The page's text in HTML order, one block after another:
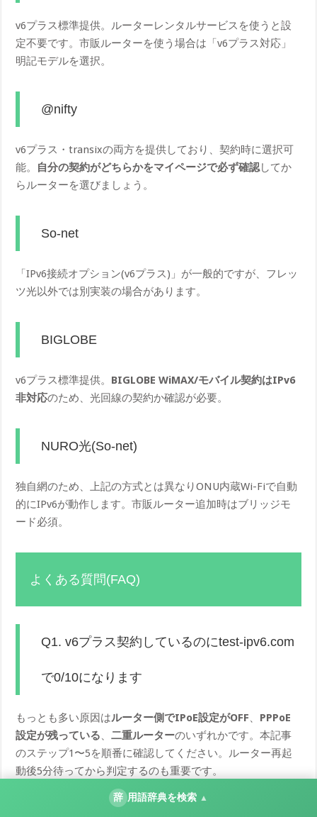
v6プラス標準提供。ルーターレンタルサービスを使うと設
定不要です。市販ルーターを使う場合は「v6プラス対応」
明記モデルを選択。
@nifty
v6プラス・transixの両方を提供しており、契約時に選択可
能。 自分の契約がどちらかをマイページで必ず確認してか
らルーターを選びましょう。
So-net
「IPv6接続オプション(v6プラス)」が一般的ですが、フレッ
ツ光以外では別実装の場合があります。
BIGLOBE
v6プラス標準提供。 BIGLOBE WiMAX/モバイル契約はIPv6
非対応のため、光回線の契約か確認が必要。
NURO光(So-net)
独自網のため、上記の方式とは異なりONU内蔵Wi-Fiで自動
的にIPv6が動作します。市販ルーター追加時はブリッジモ
ード必須。
よくある質問(FAQ)
Q1. v6プラス契約しているのにtest-ipv6.com
で0/10になります
もっとも多い原因はルーター側でIPoE設定がOFF、 PPPoE
設定が残っている、二重ルーターのいずれかです。本記事
のステップ1〜5を順番に確認してください。ルーター再起
動後5分待ってから判定するのも重要です。
辞 用語辞典を検索 ▲